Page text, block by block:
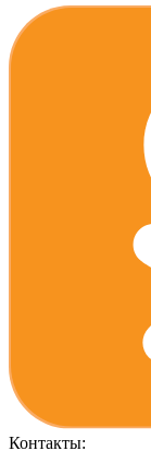
Контакты: